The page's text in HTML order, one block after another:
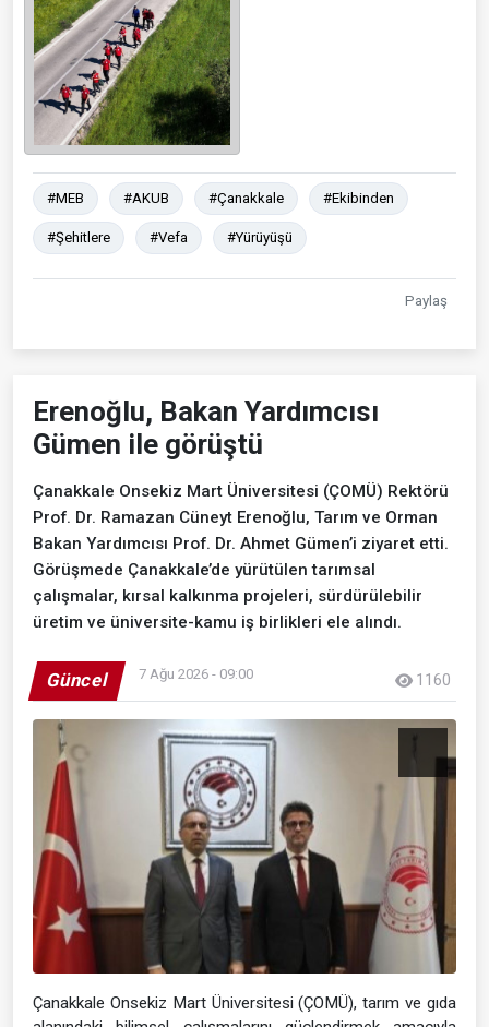
#MEB #AKUB #Çanakkale #Ekibinden
#Şehitlere #Vefa #Yürüyüşü
Paylaş
Erenoğlu, Bakan Yardımcısı
Gümen ile görüştü
Çanakkale Onsekiz Mart Üniversitesi (ÇOMÜ) Rektörü
Prof. Dr. Ramazan Cüneyt Erenoğlu, Tarım ve Orman
Bakan Yardımcısı Prof. Dr. Ahmet Gümen’i ziyaret etti.
Görüşmede Çanakkale’de yürütülen tarımsal
çalışmalar, kırsal kalkınma projeleri, sürdürülebilir
üretim ve üniversite-kamu iş birlikleri ele alındı.
Güncel 7 Ağu 2026 - 09:00 1160
Çanakkale Onsekiz Mart Üniversitesi (ÇOMÜ), tarım ve gıda